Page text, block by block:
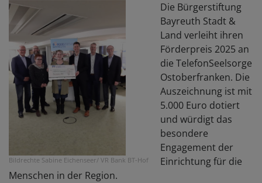
Bildrechte Sabine Eichenseer/ VR Bank BT-Hof
Die Bürgerstiftung
Bayreuth Stadt &
Land verleiht ihren
Förderpreis 2025 an
die TelefonSeelsorge
Ostoberfranken. Die
Auszeichnung ist mit
5.000 Euro dotiert
und würdigt das
besondere
Engagement der
Einrichtung für die
Menschen in der Region.